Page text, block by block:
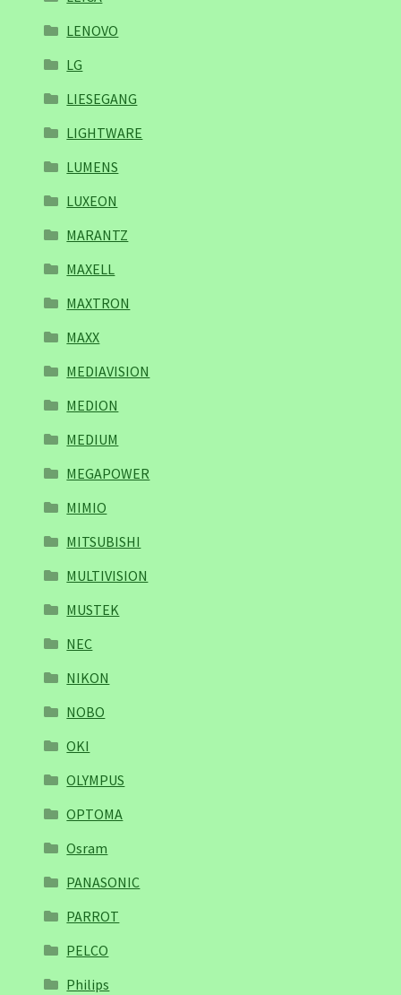
LENOVO
LG
LIESEGANG
LIGHTWARE
LUMENS
LUXEON
MARANTZ
MAXELL
MAXTRON
MAXX
MEDIAVISION
MEDION
MEDIUM
MEGAPOWER
MIMIO
MITSUBISHI
MULTIVISION
MUSTEK
NEC
NIKON
NOBO
OKI
OLYMPUS
OPTOMA
Osram
PANASONIC
PARROT
PELCO
Philips